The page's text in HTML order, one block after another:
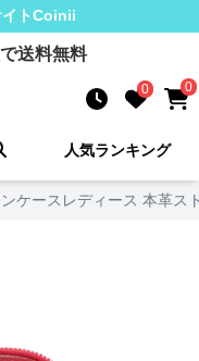
トCoinii
送料無料
0 0
人気ランキング
ケースレディース 本革ス